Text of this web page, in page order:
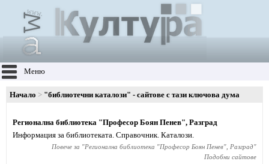
Меню
Начало "библиотечни каталози" - сайтове с тази ключова дума
Регионална библиотека "Професор Боян Пенев", Разград
Информация за библиотеката. Справочник. Каталози.
Повече за "Регионална библиотека "Професор Боян Пенев", Разград"
Подобни сайтове